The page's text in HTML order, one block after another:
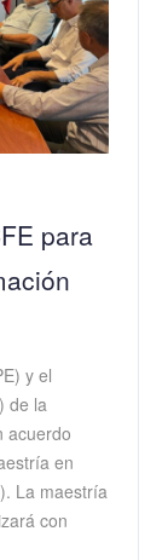
para
y el
de la
acuerdo
en
La maestría
con